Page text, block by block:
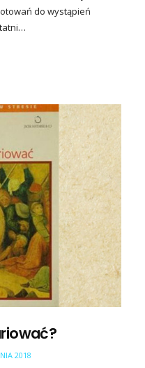
do wystąpień
2018